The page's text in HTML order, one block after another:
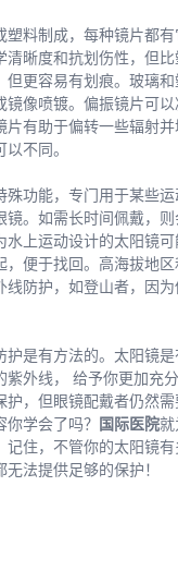
塑料制成，每种镜片都
清晰度和抗划伤性，但
但更容易有划痕。玻璃
镜像喷镀。偏振镜片可
片有助于偏转一些辐射
不同。
功能，专门用于某些运
镜。如需长时间佩戴，
水上运动设计的太阳镜
，便于找回。高海拔地
线防护，如登山者，因
护是有方法的。太阳镜
紫外线， 给予你更加充
护，但眼镜配戴者仍然
学会了吗？ 国际医院
记住，不管你的太阳镜
法提供足够的保护！